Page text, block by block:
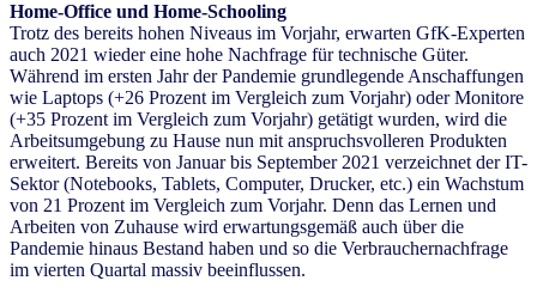
Home-Office und Home-Schooling
Trotz des bereits hohen Niveaus im Vorjahr, erwarten GfK-Experten
auch 2021 wieder eine hohe Nachfrage für technische Güter.
Während im ersten Jahr der Pandemie grundlegende Anschaffungen
wie Laptops (+26 Prozent im Vergleich zum Vorjahr) oder Monitore
(+35 Prozent im Vergleich zum Vorjahr) getätigt wurden, wird die
Arbeitsumgebung zu Hause nun mit anspruchsvolleren Produkten
erweitert. Bereits von Januar bis September 2021 verzeichnet der IT-
Sektor (Notebooks, Tablets, Computer, Drucker, etc.) ein Wachstum
von 21 Prozent im Vergleich zum Vorjahr. Denn das Lernen und
Arbeiten von Zuhause wird erwartungsgemäß auch über die
Pandemie hinaus Bestand haben und so die Verbrauchernachfrage
im vierten Quartal massiv beeinflussen.